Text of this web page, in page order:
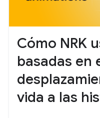
Cómo NRK
basadas en
vida a las